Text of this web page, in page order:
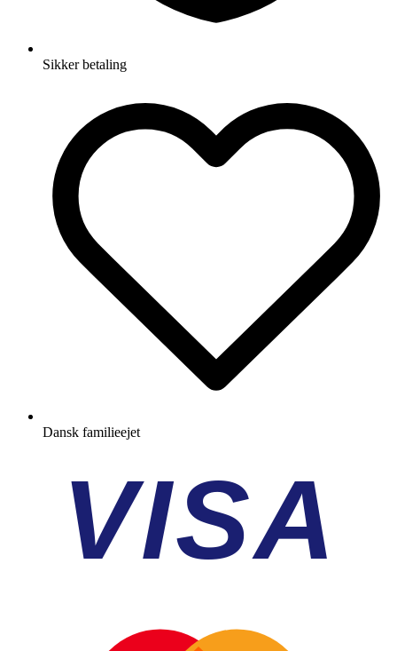
Sikker betaling
Dansk familieejet
VISA